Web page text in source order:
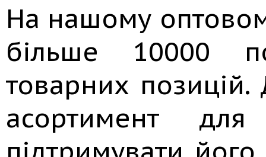
На нашому
більше 10000
товарних позицій.
асортимент